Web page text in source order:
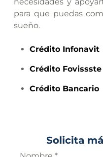
para que puedas
sueño.
Crédito Infonavit
Crédito Fovissste
Crédito Bancario
Solicita